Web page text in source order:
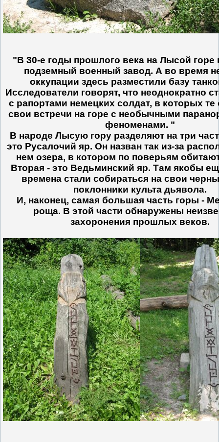
"В 30-е годы прошлого века на Лысой горе
подземный военный завод. А во время
оккупации здесь разместили базу
Исследователи говорят, что неоднократно
с рапортами немецких солдат, в которых
свои встречи на горе с необычными
феноменами. "
В народе Лысую гору разделяют на три
это Русалочий яр. Он назван так из-за
нем озера, в котором по поверьям
Вторая - это Ведьминский яр. Там якобы
времена стали собираться на свои
поклонники культа дьявола.
И, наконец, самая большая часть горы -
роща. В этой части обнаружены
захоронения прошлых веков.